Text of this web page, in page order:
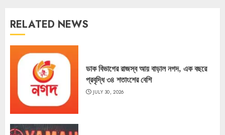
RELATED NEWS
ডাক বিভাগের রাজস্ব আয় বাড়াল নগদ, এক বছরে
প্রবৃদ্ধি ৩৪ শতাংশের বেশি
JULY 30, 2026